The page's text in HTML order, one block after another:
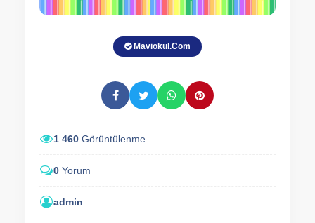
Maviokul.Com
1 460 Görüntülenme
0 Yorum
admin